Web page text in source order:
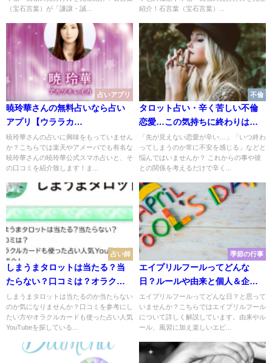
な効果や浄化方法まで完全紹
（宝石言葉）が「謙譲・誠...
ト」のスピリチュアルな効果や
紹介！石言葉（宝石言葉）...
占いアプリ
暁玲華さんの無料占いなら占い
アプリ【ウララカ
（uraraca）】！無料占いで二人
の相性や結婚時期も鑑定
暁玲華さんの占いに興味をもっていません
か？こちらでは楽天やアメーバでも有名な
暁玲華さんの暁玲華公式スマホ占いと、そ
の口コミを紹介致します！ま...
不倫
タロット占い・辛く苦しい不倫
恋愛…この気持ちに終わりはく
るの？
「先が見えない恋愛が辛い…」「いつ終わ
ってしまうのか常に不安を感じる」などと
悩んではいませんか？ これからの事や彼
との関係を考えるだけで辛く...
占い師
しまうまタロットは当たる？当
たらない？口コミは？オラクル
カードも使った占い人気
YouTubeをご紹介！
しまうまタロットは当たるのか当たらない
のか気になりませんか？口コミを参考にし
たい方やオラクルカードも使った占い人気
YouTubeを探している...
季節の行事
エイプリルフールってどんな
日？ルールや由来と個人＆企業
エピソードを紹介
エイプリルフールってどんな日？と思って
いませんか？こちらではエイプリルフール
について詳しく解説しています。由来やル
ール、風習に加え楽しいエピ...